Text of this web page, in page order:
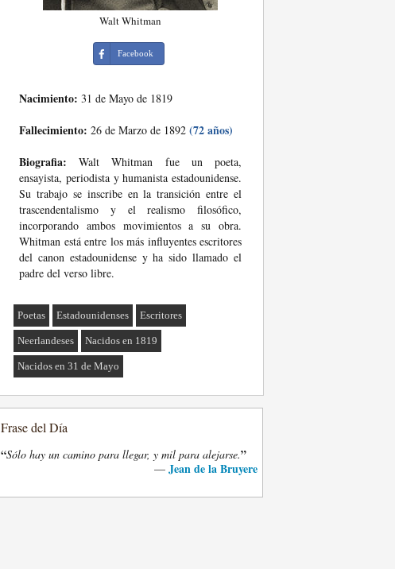
Walt Whitman
Facebook
Nacimiento: 31 de Mayo de 1819
Fallecimiento: 26 de Marzo de 1892 (72 años)
Biografia: Walt Whitman fue un poeta,
ensayista, periodista y humanista estadounidense.
Su trabajo se inscribe en la transición entre el
trascendentalismo y el realismo filosófico,
incorporando ambos movimientos a su obra.
Whitman está entre los más influyentes escritores
del canon estadounidense y ha sido llamado el
padre del verso libre.
Poetas Estadounidenses Escritores
Neerlandeses Nacidos en 1819
Nacidos en 31 de Mayo
Frase del Día
“Sólo hay un camino para llegar, y mil para alejarse.”
— Jean de la Bruyere